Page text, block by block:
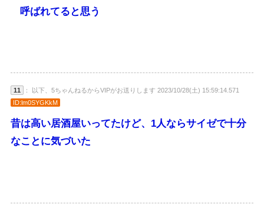
呼ばれてると思う
11
： 以下、5ちゃんねるからVIPがお送りします 2023/10/28(土) 15:59:14.571
ID:lm0SYGKkM
昔は高い居酒屋いってたけど、1人ならサイゼで十分
なことに気づいた